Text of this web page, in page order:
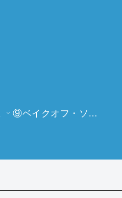
⑨ベイクオフ・ソーイングビー